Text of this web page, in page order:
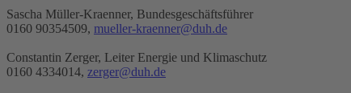
Sascha Müller-Kraenner, Bundesgeschäftsführer
0160 90354509, mueller-kraenner@duh.de
Constantin Zerger, Leiter Energie und Klimaschutz
0160 4334014, zerger@duh.de